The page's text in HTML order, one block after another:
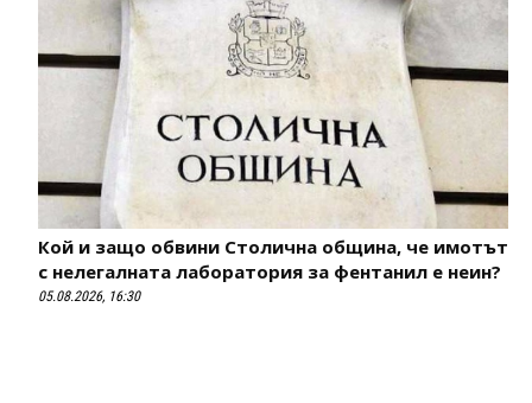
Кой и защо обвини Столична община, че имотът
с нелегалната лаборатория за фентанил е неин?
05.08.2026, 16:30